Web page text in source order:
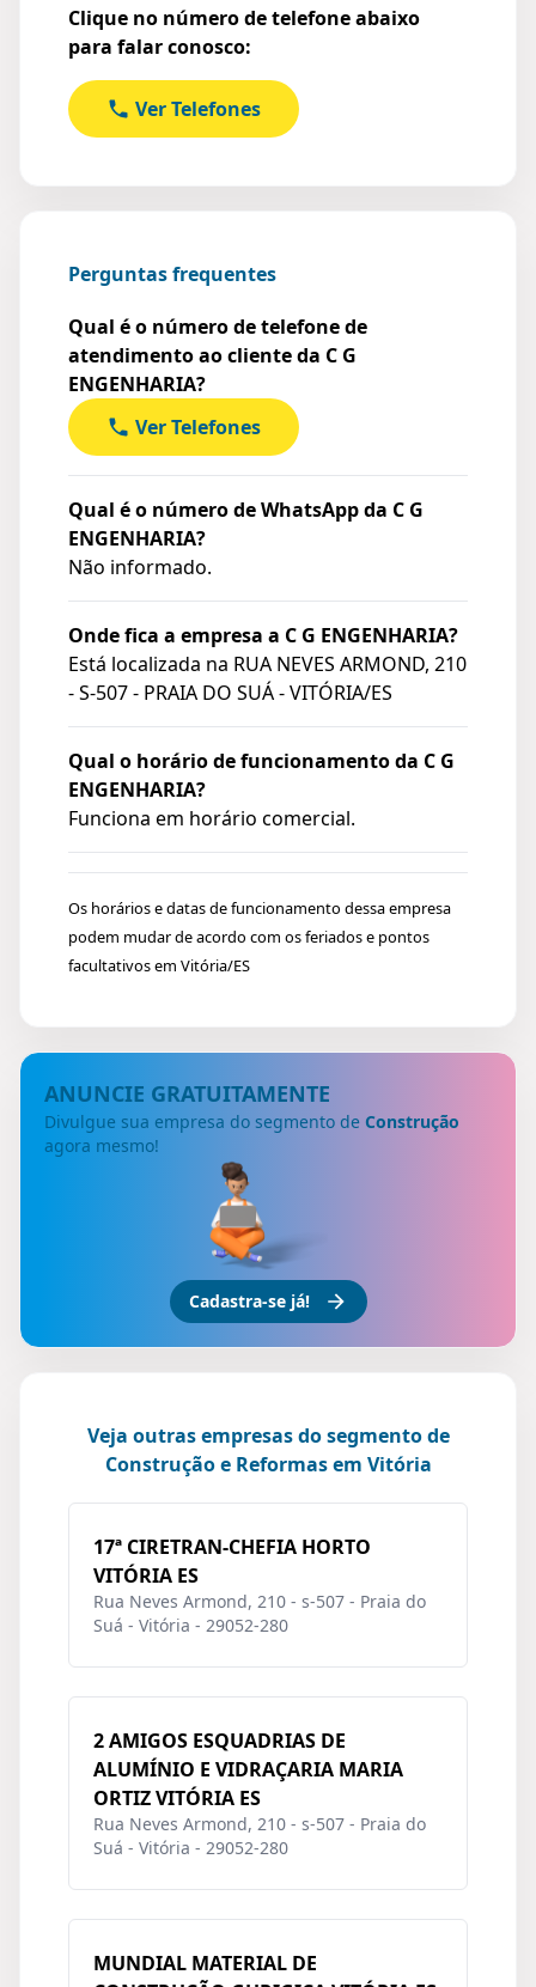
Clique no número de telefone abaixo
para falar conosco:
Ver Telefones
Perguntas frequentes
Qual é o número de telefone de
atendimento ao cliente da C G
ENGENHARIA?
Ver Telefones
Qual é o número de WhatsApp da C G
ENGENHARIA?
Não informado.
Onde fica a empresa a C G ENGENHARIA?
Está localizada na RUA NEVES ARMOND, 210
- S-507 - PRAIA DO SUÁ - VITÓRIA/ES
Qual o horário de funcionamento da C G
ENGENHARIA?
Funciona em horário comercial.
Os horários e datas de funcionamento dessa empresa
podem mudar de acordo com os feriados e pontos
facultativos em Vitória/ES
ANUNCIE GRATUITAMENTE
Divulgue sua empresa do segmento de Construção
agora mesmo!
Cadastra-se já!
Veja outras empresas do segmento de
Construção e Reformas em Vitória
17ª CIRETRAN-CHEFIA HORTO
VITÓRIA ES
Rua Neves Armond, 210 - s-507 - Praia do
Suá - Vitória - 29052-280
2 AMIGOS ESQUADRIAS DE
ALUMÍNIO E VIDRAÇARIA MARIA
ORTIZ VITÓRIA ES
Rua Neves Armond, 210 - s-507 - Praia do
Suá - Vitória - 29052-280
MUNDIAL MATERIAL DE